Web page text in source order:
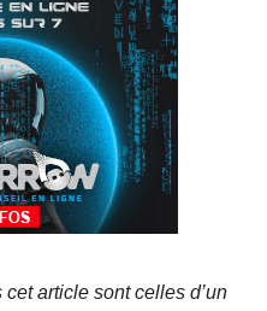
article sont celles d’un